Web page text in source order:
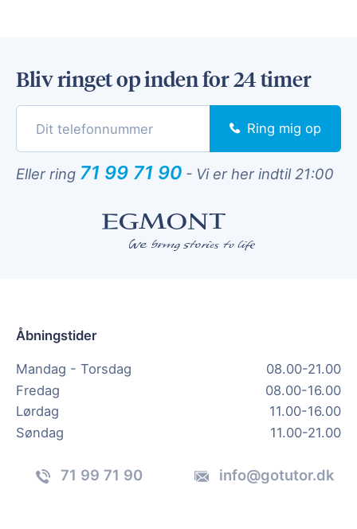
Bliv ringet op inden for 24 timer
Ring mig op
Eller ring 71 99 71 90 - Vi er her indtil 21:00
Åbningstider
Mandag - Torsdag
08.00-21.00
Fredag
08.00-16.00
Lørdag
11.00-16.00
Søndag
11.00-21.00
71 99 71 90 info@gotutor.dk